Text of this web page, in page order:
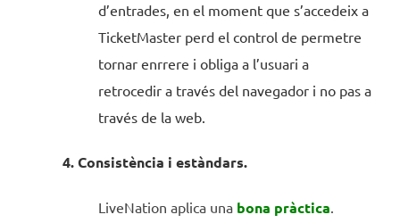
d’entrades, en el moment que s’accedeix a
TicketMaster perd el control de permetre
tornar enrrere i obliga a l’usuari a
retrocedir a través del navegador i no pas a
través de la web.
4. Consistència i estàndars.
LiveNation aplica una bona pràctica.